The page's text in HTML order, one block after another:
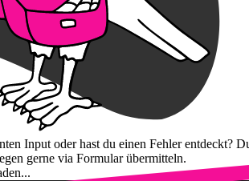
Input oder hast du einen Fehler entdeckt?
gerne via Formular übermitteln.